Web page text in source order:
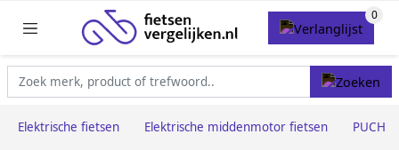
Elektrische fietsen Elektrische middenmotor fietsen PUCH